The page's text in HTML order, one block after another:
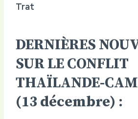
Trat
DERNIÈRES
SUR LE CONFLIT
THAÏLANDE-
(13 décembre) :